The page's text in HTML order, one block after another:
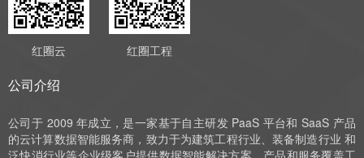
红圈云 红圈工程
公司介绍
公司于 2009 年成立，是一家基于自主研发 PaaS 平台和 SaaS 产品
的云计算数据智能服务商，致力于为建筑工程行业、装备制造行业 和